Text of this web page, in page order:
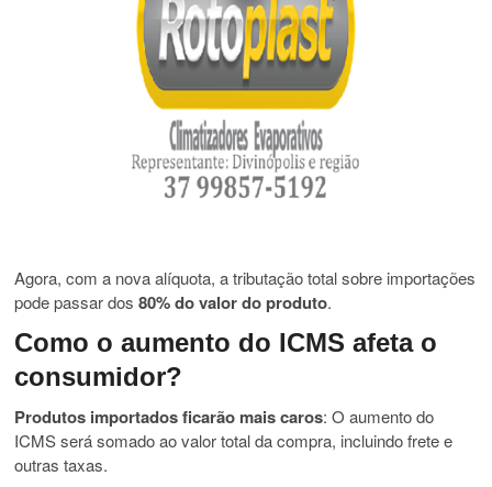
Agora, com a nova alíquota, a tributação total sobre importações
pode passar dos80% do valor do produto.
Como o aumento do ICMS afeta o
consumidor?
Produtos importados ficarão mais caros: O aumento do
ICMS será somado ao valor total da compra, incluindo frete e
outras taxas.